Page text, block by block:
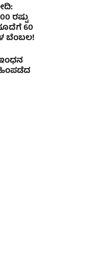
ರಷ್ಟು
60
ಬೆಂಬಲ!